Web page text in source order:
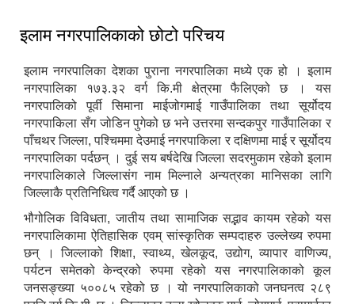
इलाम नगरपालिकाको छोटो परिचय
इलाम नगरपालिका देशका पुराना नगरपालिका मध्ये एक हो । इलाम
नगरपालिका १७३.३२ वर्ग कि.मी क्षेत्रमा फैलिएको छ । यस
नगरपालिको पूर्वी सिमाना माईजोगमाई गाउँपालिका तथा सूर्योदय
नगरपाकिला सँग जोडिन पुगेको छ भने उत्तरमा सन्दकपुर गाउँपालिका र
पाँचथर जिल्ला, पश्चिममा देउमाई नगरपाकिला र दक्षिणमा माई र सूर्योदय
नगरपालिका पर्दछन् । दुई सय बर्षदेखि जिल्ला सदरमुकाम रहेको इलाम
नगरपालिकाले जिल्लासंग नाम मिल्नाले अन्यत्रका मानिसका लागि
जिल्लाकै प्रतिनिधित्व गर्दै आएको छ ।
भौगोलिक विविधता, जातीय तथा सामाजिक सद्भाव कायम रहेको यस
नगरपालिकामा ऐतिहासिक एवम् सांस्कृतिक सम्पदाहरु उल्लेख्य रुपमा
छन् । जिल्लाको शिक्षा, स्वाथ्य, खेलकूद, उद्योग, व्यापार वाणिज्य,
पर्यटन समेतको केन्द्रको रुपमा रहेको यस नगरपालिकाको कूल
जनसङ्ख्या ५००८५ रहेको छ । यो नगरपालिकाको जनघनत्व २८९